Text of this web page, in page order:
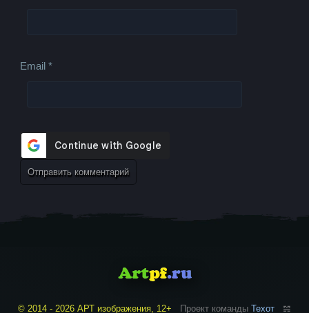
Email*
© 2014 - 2026 АРТ изображения, 12+ Проект команды Техот 𝌴